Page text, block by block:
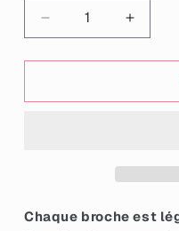
Réduire
la
quantité
Broche
bleue
la
Broche
bleue
Chaque broche est